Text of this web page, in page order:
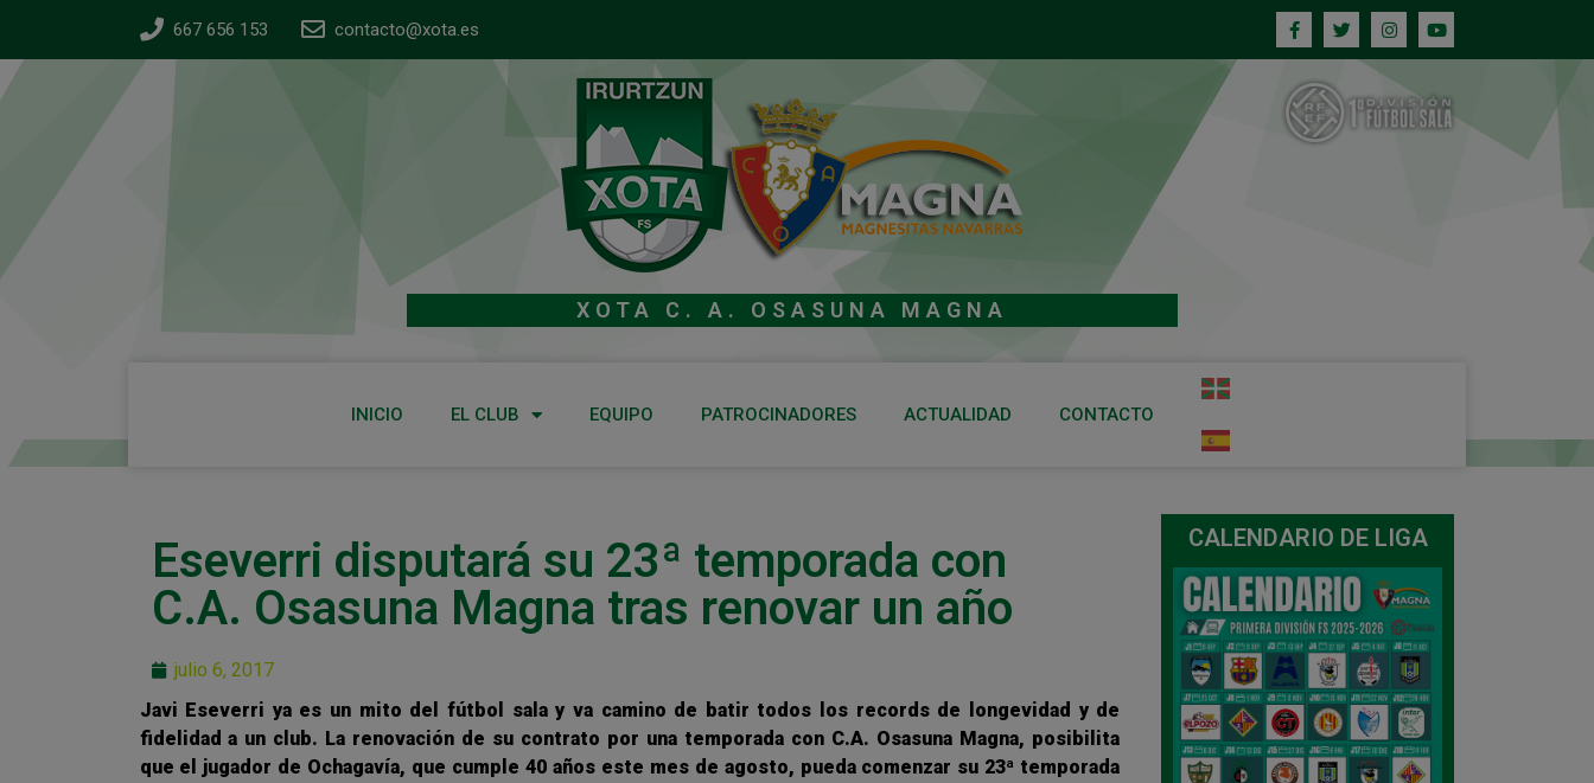
667 656 153 contacto@xota.es
XOTA C. A. OSASUNA MAGNA
INICIO EL CLUB EQUIPO PATROCINADORES ACTUALIDAD CONTACTO
Eseverri disputará su 23ª temporada con
C.A. Osasuna Magna tras renovar un año
julio 6, 2017
Javi Eseverri ya es un mito del fútbol sala y va camino de batir todos los records de longevidad y de
fidelidad a un club. La renovación de su contrato por una temporada con C.A. Osasuna Magna, posibilita
que el jugador de Ochagavía, que cumple 40 años este mes de agosto, pueda comenzar su 23ª temporada
CALENDARIO DE LIGA